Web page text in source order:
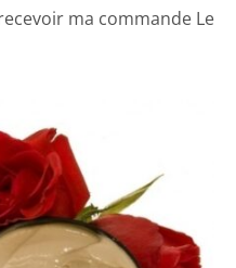
ma commande Le